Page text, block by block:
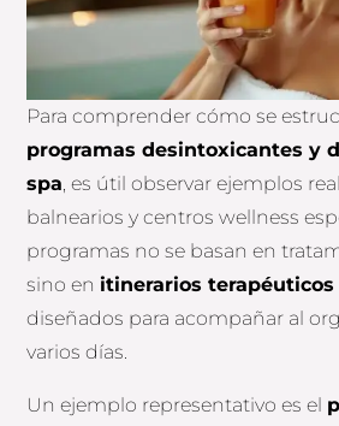
Para comprender cómo se
programas desintoxicantes y
spa, es útil observar ejemplos
balnearios y centros wellness
programas no se basan en
sino enitinerarios
diseñados para acompañar al
varios días.
Un ejemplo representativo es el